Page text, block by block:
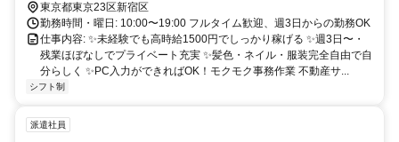
東京都東京23区新宿区
勤務時間・曜日: 10:00〜19:00 フルタイム歓迎、週3日からの勤務OK
仕事内容: ✨未経験でも高時給1500円でしっかり稼げる ✨週3日〜・
残業ほぼなしでプライベート充実 ✨髪色・ネイル・服装完全自由で自
分らしく ✨PC入力ができればOK！モクモク事務作業 不動産サ...
シフト制
派遣社員